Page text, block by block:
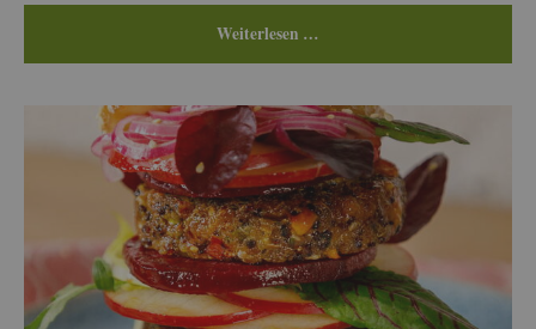
Wei­ter­le­sen …